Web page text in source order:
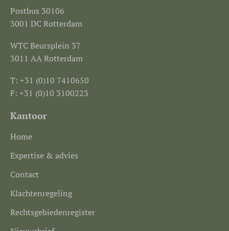
Postbus 30106
3001 DC Rotterdam
WTC Beursplein 37
3011 AA Rotterdam
T: +31 (0)10 7410650
F: +31 (0)10 3100223
Kantoor
Home
Expertise & advies
Contact
Klachtenregeling
Rechtsgebiedenregister